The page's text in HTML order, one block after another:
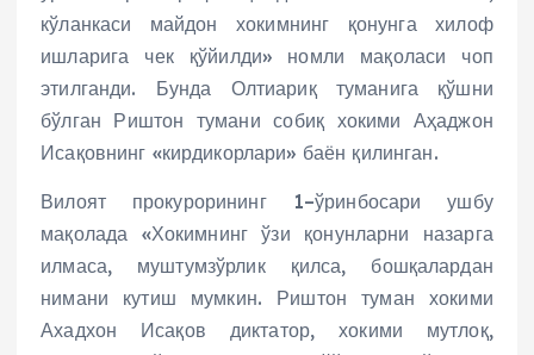
кўланкаси майдон хокимнинг қонунга хилоф
ишларига чек қўйилди» номли мақоласи чоп
этилганди. Бунда Олтиариқ туманига қўшни
бўлган Риштон тумани собиқ хокими Аҳаджон
Исақовнинг «кирдикорлари» баён қилинган.
Вилоят прокурорининг 1–ўринбосари ушбу
мақолада «Хокимнинг ўзи қонунларни назарга
илмаса, муштумзўрлик қилса, бошқалардан
нимани кутиш мумкин. Риштон туман хокими
Ахадхон Исақов диктатор, хокими мутлоқ,